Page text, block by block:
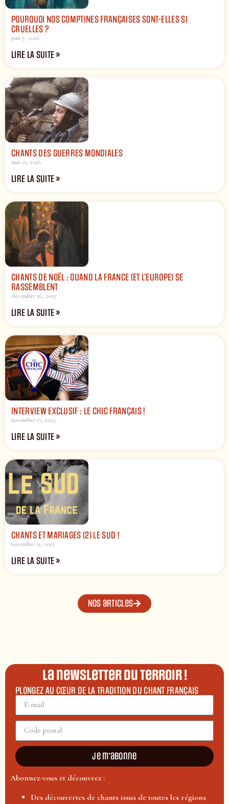
POURQUOI NOS COMPTINES FRANÇAISES SONT-ELLES SI
CRUELLES ?
juin 7, 2026
LIRE LA SUITE »
CHANTS DES GUERRES MONDIALES
mai 21, 2026
LIRE LA SUITE »
CHANTS DE NOËL : QUAND LA FRANCE (ET L’EUROPE) SE
RASSEMBLENT
décembre 16, 2025
LIRE LA SUITE »
INTERVIEW EXCLUSIF : LE CHIC FRANÇAIS !
novembre 27, 2025
LIRE LA SUITE »
CHANTS ET MARIAGES (2) LE SUD !
novembre 11, 2025
LIRE LA SUITE »
Nos articles
La newsletter du terroir !
PLONGEZ AU CŒUR DE LA TRADITION DU CHANT FRANÇAIS
Je m'abonne
Abonnez-vous et découvrez :
Des découvertes de chants issus de toutes les régions